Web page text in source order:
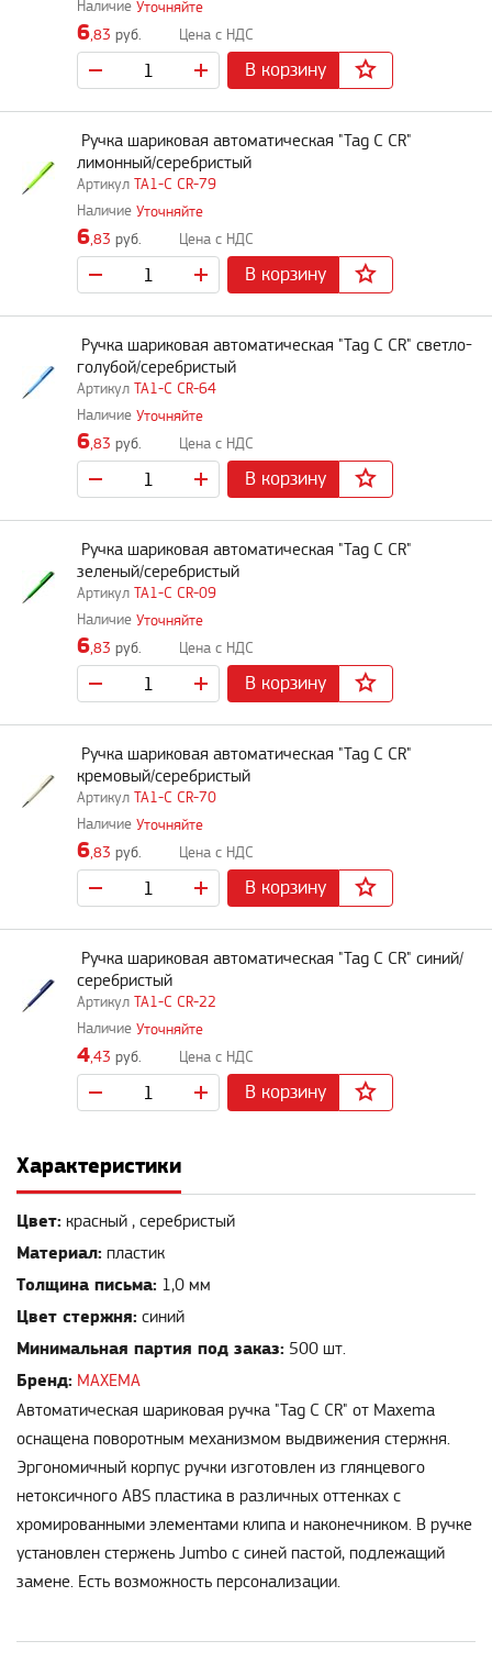
Уточняйте
6,83 руб.
В корзину
TA1-C CR-79
Ручка шариковая автоматическая "Tag C CR"
лимонный/серебристый
Уточняйте
6,83 руб.
В корзину
TA1-C CR-64
Ручка шариковая автоматическая "Tag C CR" светло-
голубой/серебристый
Уточняйте
6,83 руб.
В корзину
TA1-C CR-09
Ручка шариковая автоматическая "Tag C CR"
зеленый/серебристый
Уточняйте
6,83 руб.
В корзину
TA1-C CR-70
Ручка шариковая автоматическая "Tag C CR"
кремовый/серебристый
Уточняйте
6,83 руб.
В корзину
TA1-C CR-22
Ручка шариковая автоматическая "Tag C CR" синий/
серебристый
Уточняйте
4,43 руб.
В корзину
Характеристики
Цвет: красный , серебристый
Материал: пластик
Толщина письма: 1,0 мм
Цвет стержня: синий
Минимальная партия под заказ: 500 шт.
Бренд: MAXEMA
Автоматическая шариковая ручка "Tag C CR" от Maxema
оснащена поворотным механизмом выдвижения стержня.
Эргономичный корпус ручки изготовлен из глянцевого
нетоксичного ABS пластика в различных оттенках с
хромированными элементами клипа и наконечником. В ручке
установлен стержень Jumbo с синей пастой, подлежащий
замене. Есть возможность персонализации.